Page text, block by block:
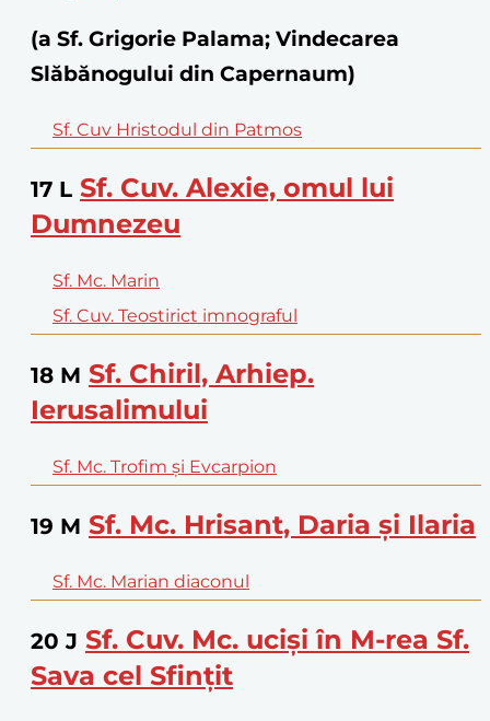
(a Sf. Grigorie Palama; Vindecarea
Slăbănogului din Capernaum)
Sf. Cuv Hristodul din Patmos
17 L Sf. Cuv. Alexie, omul lui
Dumnezeu
Sf. Mc. Marin
Sf. Cuv. Teostirict imnograful
18 M Sf. Chiril, Arhiep.
Ierusalimului
Sf. Mc. Trofim şi Evcarpion
19 M Sf. Mc. Hrisant, Daria şi Ilaria
Sf. Mc. Marian diaconul
20 J Sf. Cuv. Mc. ucişi în M-rea Sf.
Sava cel Sfinţit